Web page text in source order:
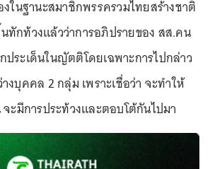
ในฐานะสมาชิกพรรครวมไทยสร้างชาติ
ทักท้วงแล้วว่าการอภิปรายของ สส.คน
ระเด็นในญัตติโดยเฉพาะการไปกล่าว
งบุคคล 2 กลุ่ม เพราะเชื่อว่า จะทำให้
ะมีการประท้วงและตอบโต้กันไปมา